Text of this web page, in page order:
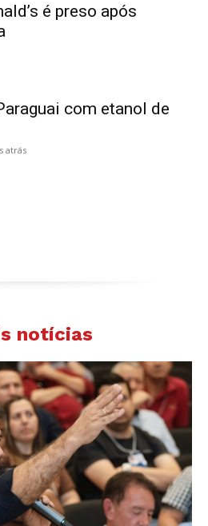
é preso após
com etanol de
atrás
notícias